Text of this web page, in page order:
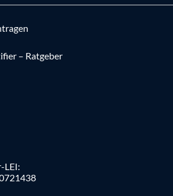
– Ratgeber
LEI: